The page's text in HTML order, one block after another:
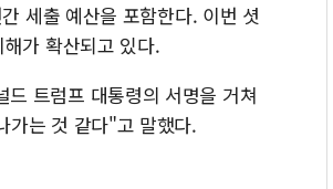
세출 예산을 포함한다. 이번 셧
가 확산되고 있다.
트럼프 대통령의 서명을 거쳐
가는 것 같다"고 말했다.